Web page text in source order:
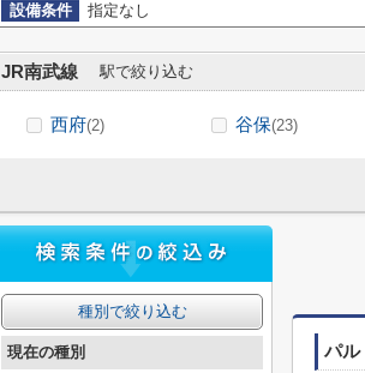
設備条件
指定なし
JR南武線 駅で絞り込む
西府(2) 谷保(23)
パル
種別で絞り込む
現在の種別